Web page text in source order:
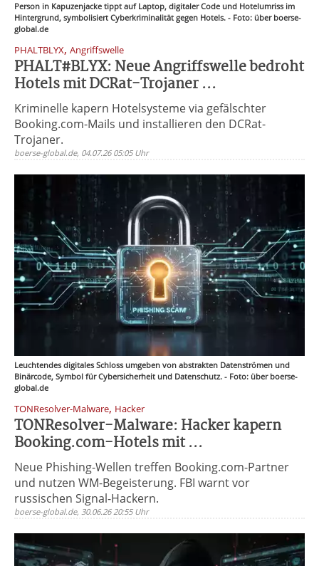
Person in Kapuzenjacke tippt auf Laptop, digitaler Code und Hotelumriss im
Hintergrund, symbolisiert Cyberkriminalität gegen Hotels. - Foto: über boerse-
global.de
PHALTBLYX, Angriffswelle
PHALT#BLYX: Neue Angriffswelle bedroht
Hotels mit DCRat-Trojaner ...
Kriminelle kapern Hotelsysteme via gefälschter
Booking.com-Mails und installieren den DCRat-
Trojaner.
boerse-global.de, 04.07.26 05:05 Uhr
Leuchtendes digitales Schloss umgeben von abstrakten Datenströmen und
Binärcode, Symbol für Cybersicherheit und Datenschutz. - Foto: über boerse-
global.de
TONResolver-Malware, Hacker
TONResolver-Malware: Hacker kapern
Booking.com-Hotels mit ...
Neue Phishing-Wellen treffen Booking.com-Partner
und nutzen WM-Begeisterung. FBI warnt vor
russischen Signal-Hackern.
boerse-global.de, 30.06.26 20:55 Uhr